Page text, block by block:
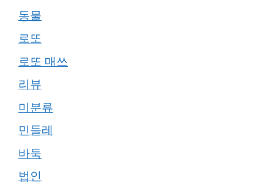
동물
로또
로또 매쓰
리뷰
미분류
민들레
바둑
법인